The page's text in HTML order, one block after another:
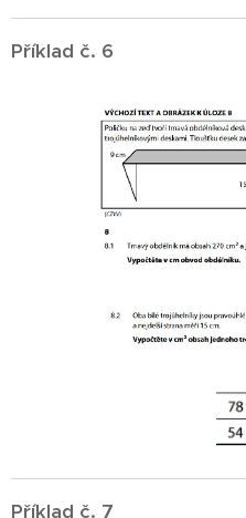
Příklad č. 6
Příklad č. 7